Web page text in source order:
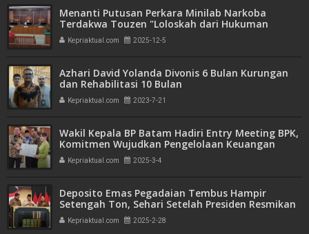
Menanti Putusan Perkara Minilab Narkoba
Terdakwa Touzen "Loloskah dari Hukuman
Seumur Hidup atau Mati"
Kepriaktual.com 2025-12-5
Azhari David Yolanda Divonis 6 Bulan Kurungan
dan Rehabilitasi 10 Bulan
Kepriaktual.com 2023-7-21
Wakil Kepala BP Batam Hadiri Entry Meeting BPK,
Komitmen Wujudkan Pengelolaan Keuangan
Transparan dan Akuntabel
Kepriaktual.com 2025-3-4
Deposito Emas Pegadaian Tembus Hampir
Setengah Ton, Sehari Setelah Presiden Resmikan
Bank Emas
Kepriaktual.com 2025-2-28